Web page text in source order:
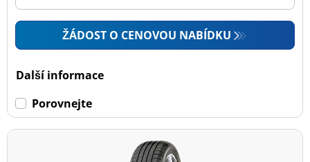
ŽÁDOST O CENOVOU NABÍDKU
Další informace
Porovnejte